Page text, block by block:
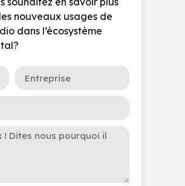
nouveaux usages de
dans l’écosystème